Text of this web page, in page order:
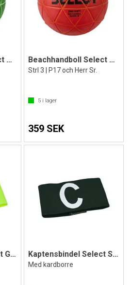
Beachhandboll Select V21 Trio Soft Beachhandboll Select V21 Trio Soft
Strl 3 | P17 och Herr Sr.
5i lager
359 SEK
Kaptensbindel Select Gul Senior Kaptensbindel Select Svart Senior
Med kardborre